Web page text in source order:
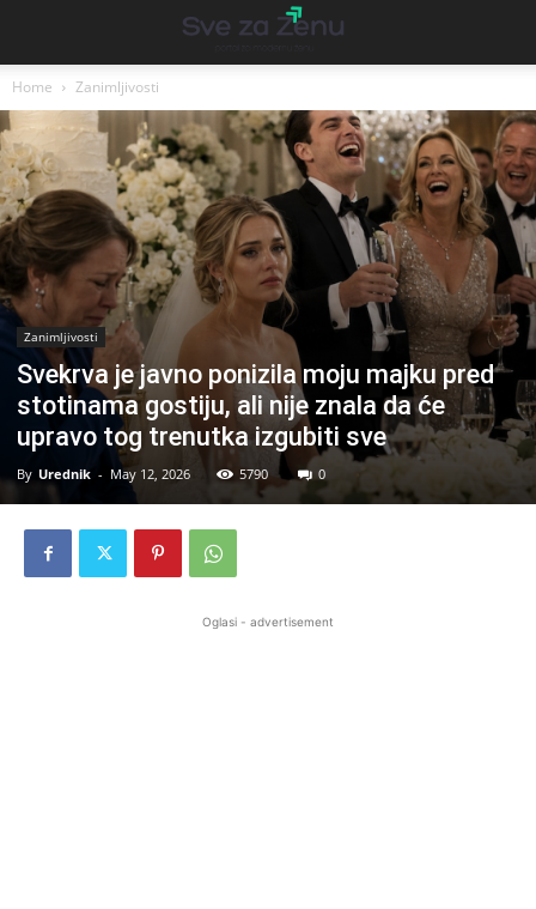
Home Zanimljivosti
Zanimljivosti
Svekrva je javno ponizila moju majku pred
stotinama gostiju, ali nije znala da će
upravo tog trenutka izgubiti sve
By Urednik - May 12, 2026 5790 0
Oglasi - advertisement